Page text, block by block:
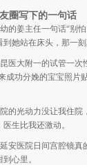
圈写下的一句话
的姜主任一句话“别
她站在床头，那一刻
医大附一的试管一
成功分娩的宝宝照片
的光动力没让我住院
生比我还激动。
安医院日间宫腔镜真
心里。